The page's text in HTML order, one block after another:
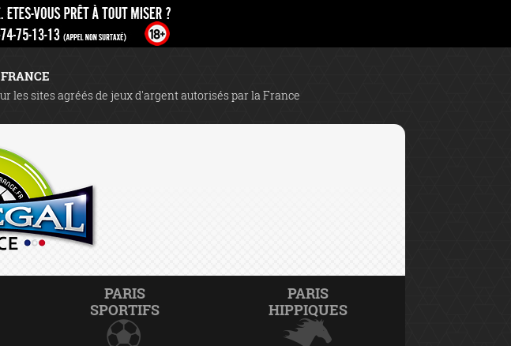
les sites agréés de jeux d'argent autorisés par la France
PARIS
SPORTIFS
PARIS
HIPPIQUES